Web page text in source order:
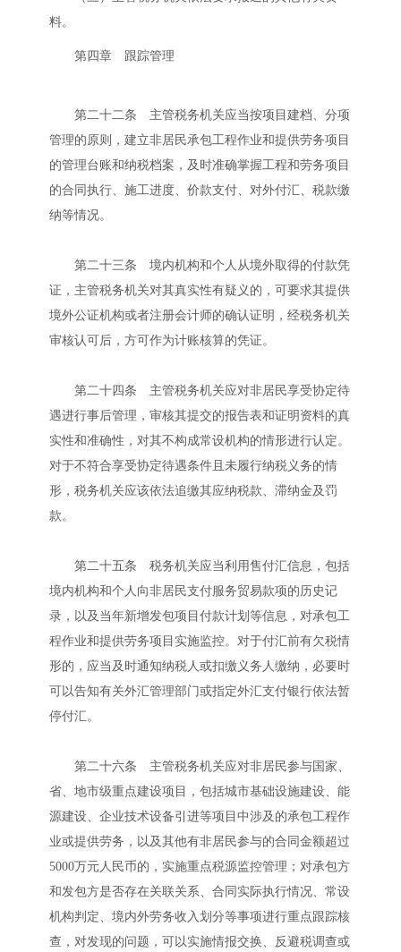
料。
第四章 跟踪管理
第二十二条 主管税务机关应当按项目建档、分项
管理的原则，建立非居民承包工程作业和提供劳务项目
的管理台账和纳税档案，及时准确掌握工程和劳务项目
的合同执行、施工进度、价款支付、对外付汇、税款缴
纳等情况。
第二十三条 境内机构和个人从境外取得的付款凭
证，主管税务机关对其真实性有疑义的，可要求其提供
境外公证机构或者注册会计师的确认证明，经税务机关
审核认可后，方可作为计账核算的凭证。
第二十四条 主管税务机关应对非居民享受协定待
遇进行事后管理，审核其提交的报告表和证明资料的真
实性和准确性，对其不构成常设机构的情形进行认定。
对于不符合享受协定待遇条件且未履行纳税义务的情
形，税务机关应该依法追缴其应纳税款、滞纳金及罚
款。
第二十五条 税务机关应当利用售付汇信息，包括
境内机构和个人向非居民支付服务贸易款项的历史记
录，以及当年新增发包项目付款计划等信息，对承包工
程作业和提供劳务项目实施监控。对于付汇前有欠税情
形的，应当及时通知纳税人或扣缴义务人缴纳，必要时
可以告知有关外汇管理部门或指定外汇支付银行依法暂
停付汇。
第二十六条 主管税务机关应对非居民参与国家、
省、地市级重点建设项目，包括城市基础设施建设、能
源建设、企业技术设备引进等项目中涉及的承包工程作
业或提供劳务，以及其他有非居民参与的合同金额超过
5000万元人民币的，实施重点税源监控管理；对承包方
和发包方是否存在关联关系、合同实际执行情况、常设
机构判定、境内外劳务收入划分等事项进行重点跟踪核
查，对发现的问题，可以实施情报交换、反避税调查或